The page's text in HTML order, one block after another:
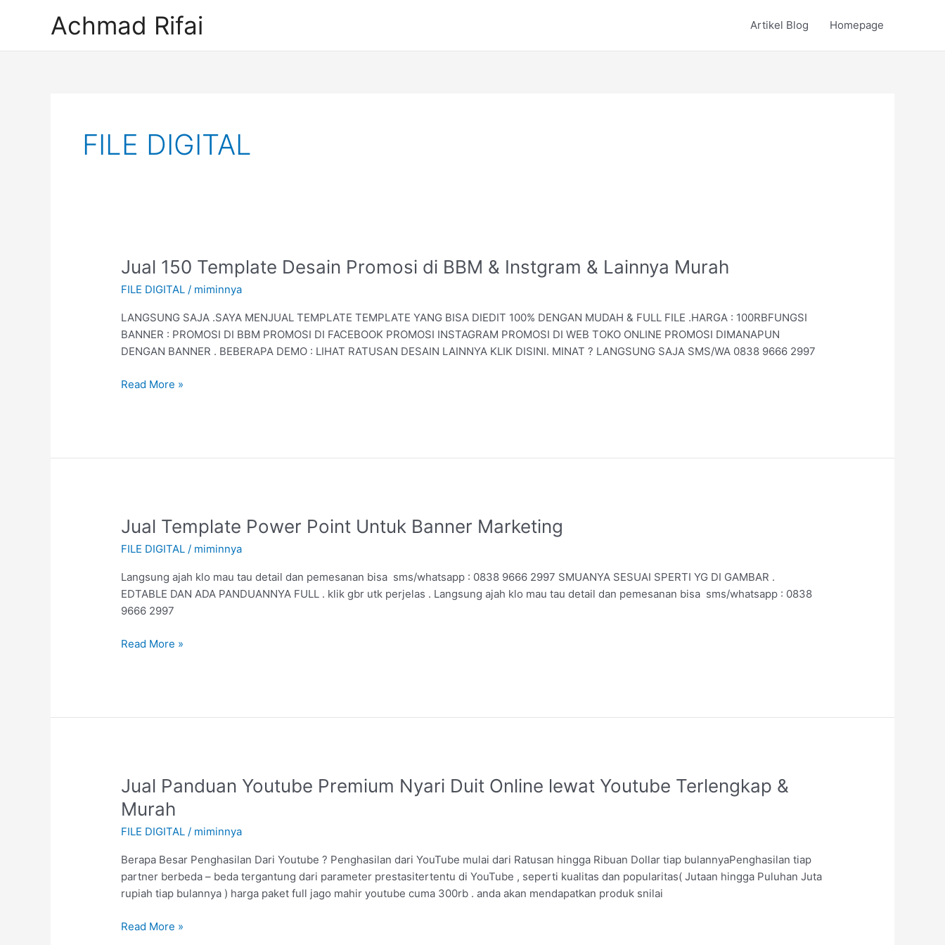
Achmad Rifai Artikel Blog Homepage
FILE DIGITAL
Jual 150 Template Desain Promosi di BBM & Instgram & Lainnya Murah
FILE DIGITAL / miminnya
LANGSUNG SAJA .SAYA MENJUAL TEMPLATE TEMPLATE YANG BISA DIEDIT 100% DENGAN MUDAH & FULL FILE .HARGA : 100RBFUNGSI
BANNER : PROMOSI DI BBM PROMOSI DI FACEBOOK PROMOSI INSTAGRAM PROMOSI DI WEB TOKO ONLINE PROMOSI DIMANAPUN
DENGAN BANNER . BEBERAPA DEMO : LIHAT RATUSAN DESAIN LAINNYA KLIK DISINI. MINAT ? LANGSUNG SAJA SMS/WA 0838 9666 2997
Jual
Template
Desain
Promosi
di
&
Read More »
Jual Template Power Point Untuk Banner Marketing
FILE DIGITAL / miminnya
Langsung ajah klo mau tau detail dan pemesanan bisa sms/whatsapp : 0838 9666 2997 SMUANYA SESUAI SPERTI YG DI GAMBAR .
EDTABLE DAN ADA PANDUANNYA FULL . klik gbr utk perjelas . Langsung ajah klo mau tau detail dan pemesanan bisa sms/whatsapp : 0838
9666 2997
Jual
Power
Point
Untuk
Banner
Read More »
Jual Panduan Youtube Premium Nyari Duit Online lewat Youtube Terlengkap &
Murah
FILE DIGITAL / miminnya
Berapa Besar Penghasilan Dari Youtube ? Penghasilan dari YouTube mulai dari Ratusan hingga Ribuan Dollar tiap bulannyaPenghasilan tiap
partner berbeda – beda tergantung dari parameter prestasitertentu di YouTube , seperti kualitas dan popularitas( Jutaan hingga Puluhan Juta
rupiah tiap bulannya ) harga paket full jago mahir youtube cuma 300rb . anda akan mendapatkan produk snilai
Jual
Youtube
Premium
Duit
Online
lewat
Terlengkap
Read More »